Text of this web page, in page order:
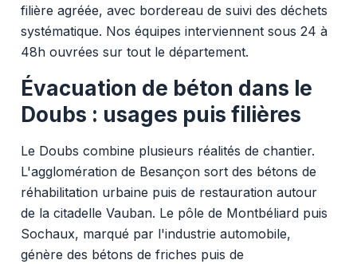
filière agréée, avec bordereau de suivi des déchets
systématique. Nos équipes interviennent sous 24 à
48h ouvrées sur tout le département.
Évacuation de béton dans le
Doubs : usages puis filières
Le Doubs combine plusieurs réalités de chantier.
L'agglomération de Besançon sort des bétons de
réhabilitation urbaine puis de restauration autour
de la citadelle Vauban. Le pôle de Montbéliard puis
Sochaux, marqué par l'industrie automobile,
génère des bétons de friches puis de